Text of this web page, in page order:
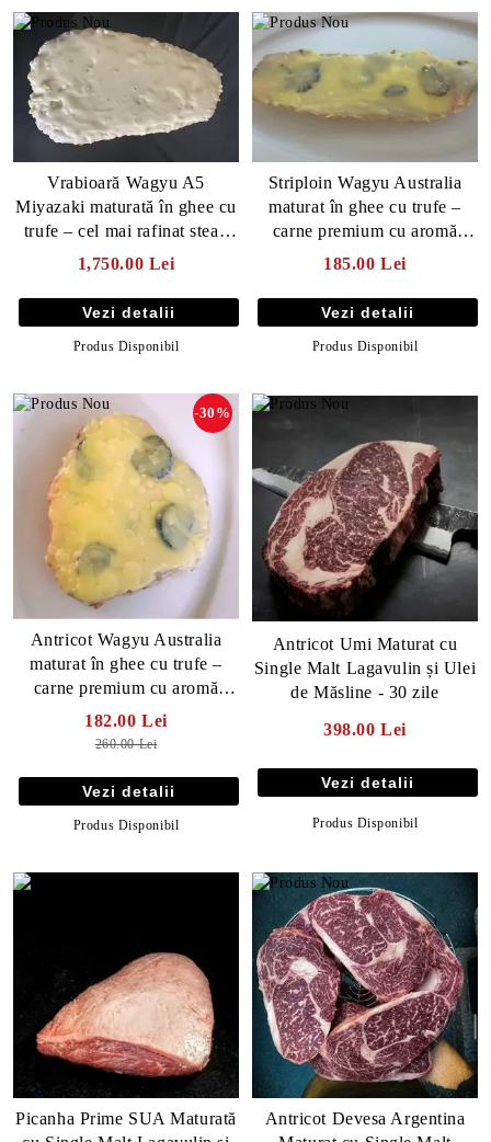
Vrabioară Wagyu A5
Miyazaki maturată în ghee cu
trufe – cel mai rafinat steak
din lume
1,750.00 Lei
Vezi detalii
Produs Disponibil
Striploin Wagyu Australia
maturat în ghee cu trufe –
carne premium cu aromă
intensă
185.00 Lei
Vezi detalii
Produs Disponibil
Antricot Wagyu Australia
maturat în ghee cu trufe –
carne premium cu aromă
intensă
-30%
182.00 Lei
260.00 Lei
Vezi detalii
Produs Disponibil
Antricot Umi Maturat cu
Single Malt Lagavulin și Ulei
de Măsline - 30 zile
398.00 Lei
Vezi detalii
Produs Disponibil
Picanha Prime SUA Maturată
Antricot Devesa Argentina